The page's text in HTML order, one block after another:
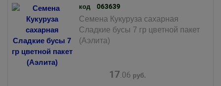
код 063639
Семена Кукуруза сахарная
Сладкие бусы 7 гр цветной пакет
(Аэлита)
17.06 руб.